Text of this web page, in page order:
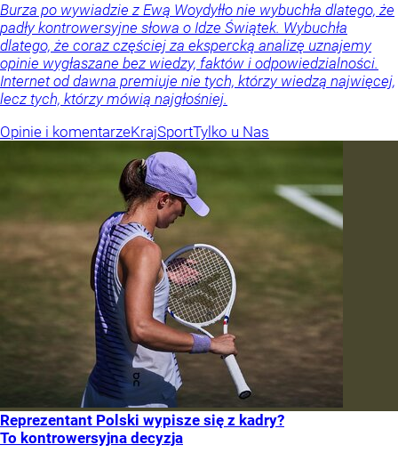
Burza po wywiadzie z Ewą Woydyłło nie wybuchła dlatego, że
padły kontrowersyjne słowa o Idze Świątek. Wybuchła
dlatego, że coraz częściej za ekspercką analizę uznajemy
opinie wygłaszane bez wiedzy, faktów i odpowiedzialności.
Internet od dawna premiuje nie tych, którzy wiedzą najwięcej,
lecz tych, którzy mówią najgłośniej.
Opinie i komentarzeKrajSportTylko u Nas
Reprezentant Polski wypisze się z kadry?
To kontrowersyjna decyzja